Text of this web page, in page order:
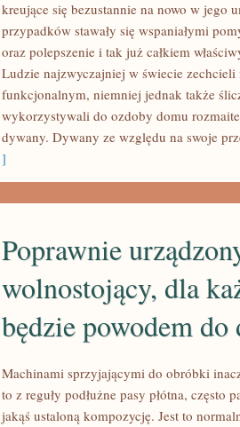
kreujące się bezustannie na nowo w jego
przypadków stawały się wspaniałymi
oraz polepszenie i tak już całkiem
Ludzie najzwyczajniej w świecie
funkcjonalnym, niemniej jednak także
wykorzystywali do ozdoby domu
dywany. Dywany ze względu na swoje
]
Poprawnie
wolnostojący, dla
będzie powodem do
Machinami sprzyjającymi do obróbki
to z reguły podłużne pasy płótna, często
jakąś ustaloną kompozycję. Jest to